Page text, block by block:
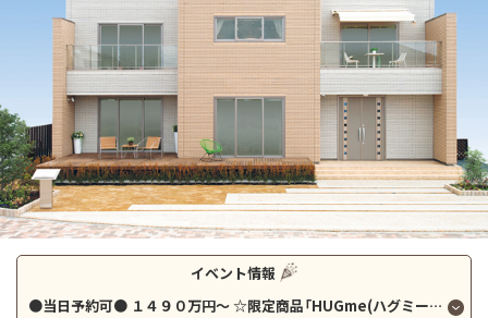
イベント情報
●当日予約可● １４９０万円～ ☆限定商品「HUGme(ハグミー)」☆ ナフサショック影響なし！詳細は展示場にて！！